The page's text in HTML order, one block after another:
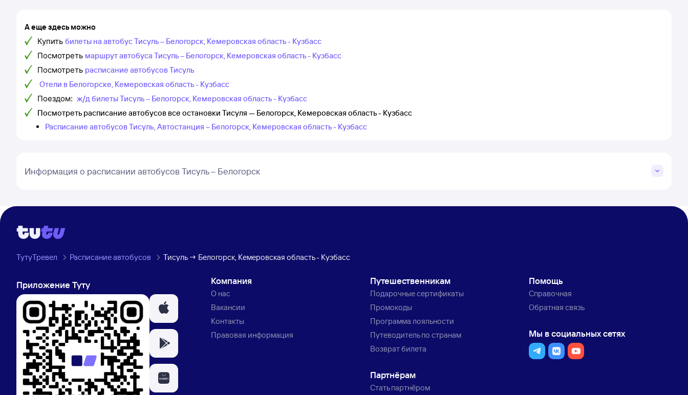
А еще здесь можно
Купить билеты на автобус Тисуль – Белогорск, Кемеровская область - Кузбасс
Посмотреть маршрут автобуса Тисуль – Белогорск, Кемеровская область - Кузбасс
Посмотреть расписание автобусов Тисуль
Отели в Белогорске, Кемеровская область - Кузбасс
Поездом: ж/д билеты Тисуль – Белогорск, Кемеровская область - Кузбасс
Посмотреть расписание автобусов все остановки Тисуля — Белогорск, Кемеровская область - Кузбасс
Расписание автобусов Тисуль, Автостанция – Белогорск, Кемеровская область - Кузбасс
Информация о расписании автобусов Тисуль – Белогорск
ТутуТревел Расписание автобусов Тисуль → Белогорск, Кемеровская область - Кузбасс
Приложение Туту Компания
О нас
Вакансии
Контакты
Правовая информация
Путешественникам
Подарочные сертификаты
Промокоды
Программа лояльности
Путеводитель по странам
Возврат билета
Партнёрам
Стать партнёром
Помощь
Справочная
Обратная связь
Мы в социальных сетях